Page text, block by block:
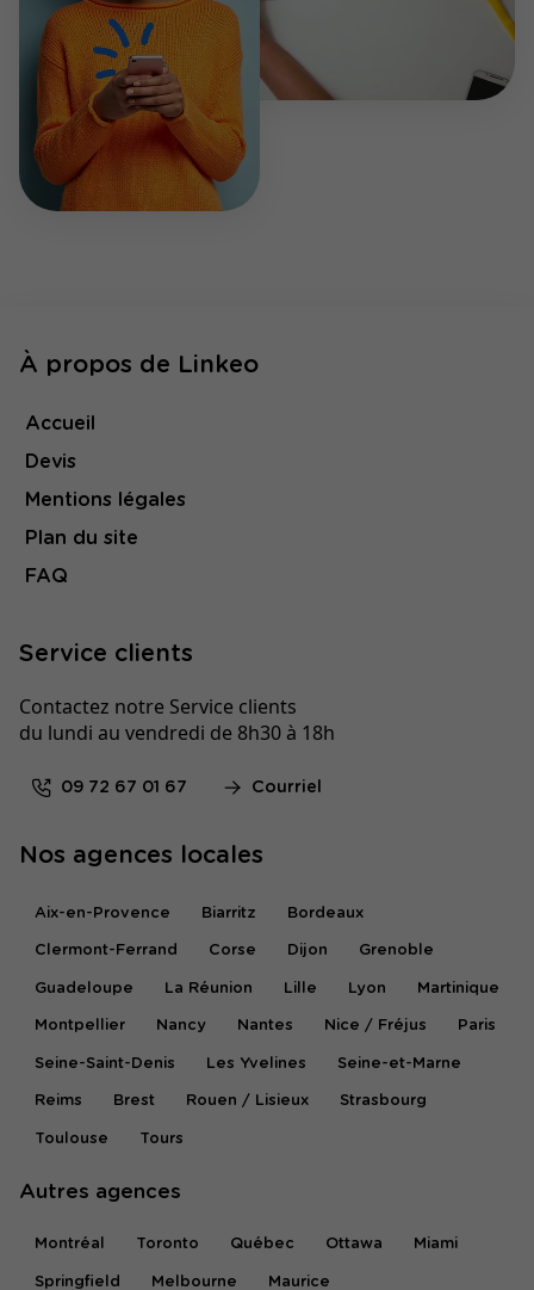
À propos de Linkeo
Accueil
Devis
Mentions légales
Plan du site
FAQ
Service clients
Contactez notre Service clients
du lundi au vendredi de 8h30 à 18h
09 72 67 01 67 Courriel
Nos agences locales
Aix-en-Provence Biarritz Bordeaux
Clermont-Ferrand Corse Dijon Grenoble
Guadeloupe La Réunion Lille Lyon Martinique
Montpellier Nancy Nantes Nice / Fréjus Paris
Seine-Saint-Denis Les Yvelines Seine-et-Marne
Reims Brest Rouen / Lisieux Strasbourg
Toulouse Tours
Autres agences
Montréal Toronto Québec Ottawa Miami
Springfield Melbourne Maurice